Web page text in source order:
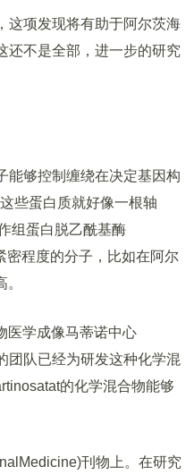
项发现将有助于阿尔茨海
还不是全部，进一步的研究
够控制缠绕在决定基因构
些蛋白质就好像一根轴
组蛋白脱乙酰基酶
密程度的分子，比如在阿尔
学成像马蒂诺中心
团队已经为研发这种化学混
的化学混合物能够
刊物上。在研究